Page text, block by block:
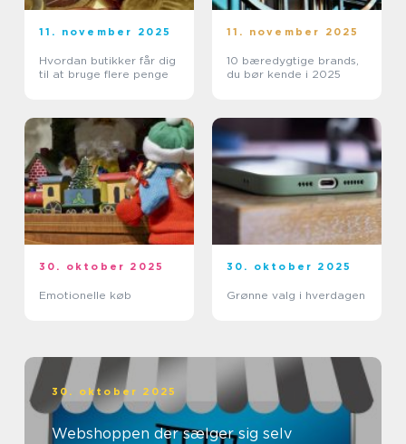
11. november 2025
Hvordan butikker får dig
til at bruge flere penge
11. november 2025
10 bæredygtige brands,
du bør kende i 2025
30. oktober 2025
Emotionelle køb
30. oktober 2025
Grønne valg i hverdagen
30. oktober 2025
Webshoppen der sælger sig selv